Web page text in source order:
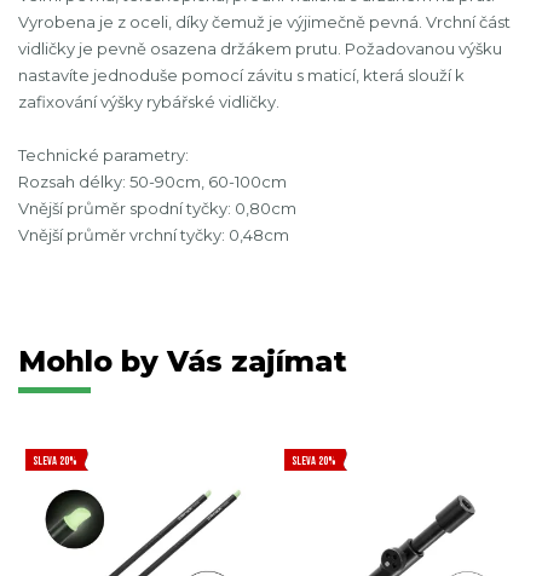
Vyrobena je z oceli, díky čemuž je výjimečně pevná. Vrchní část
vidličky je pevně osazena držákem prutu. Požadovanou výšku
nastavíte jednoduše pomocí závitu s maticí, která slouží k
zafixování výšky rybářské vidličky.
Technické parametry:
Rozsah délky: 50-90cm, 60-100cm
Vnější průměr spodní tyčky: 0,80cm
Vnější průměr vrchní tyčky: 0,48cm
Mohlo by Vás zajímat
SLEVA 20% SLEVA 20%